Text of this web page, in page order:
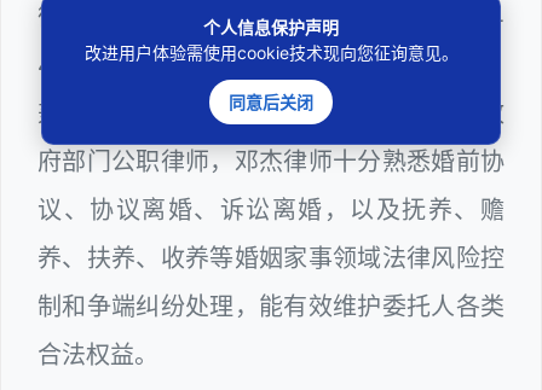
衡（深圳）律师事务所，律师执业证号为14
403201810022100。邓杰律师现（或曾）
兼任深圳市人民政府听证员、深圳市某区政
府部门公职律师，邓杰律师十分熟悉婚前协
议、协议离婚、诉讼离婚，以及抚养、赡
养、扶养、收养等婚姻家事领域法律风险控
制和争端纠纷处理，能有效维护委托人各类
合法权益。
个人信息保护声明
改进用户体验需使用cookie技术现向您征询意见。
同意后关闭